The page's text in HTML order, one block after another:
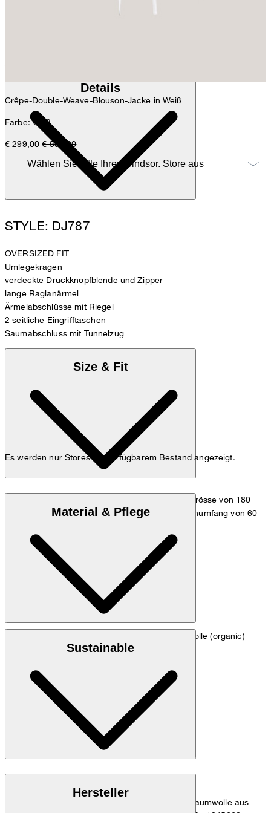
Crêpe-Double-Weave-Blouson-Jacke in Weiß
Farbe: weiß
€ 299,00 € 599,00
Es werden nur Stores mit verfügbarem Bestand angezeigt.
Details
STYLE: DJ787
OVERSIZED FIT
Umlegekragen
verdeckte Druckknopfblende und Zipper
lange Raglanärmel
Ärmelabschlüsse mit Riegel
2 seitliche Eingrifftaschen
Saumabschluss mit Tunnelzug
Size & Fit
Das Model trägt die Grösse 36 bei einer Körpergrösse von 180
cm, einem Brustumfang von 83 cm, einem Taillenumfang von 60
Maßtabelle
Material & Pflege
Crêpe-Doubleweave-Qualität aus 100% Baumwolle (organic)
Sustainable
Dieses Produkt enthält 100% OCS-zertifizierte Baumwolle aus
Hersteller